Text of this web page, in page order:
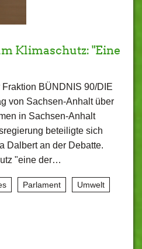
Klimaschutz: "Eine
Fraktion BÜNDNIS 90/DIE
von Sachsen-Anhalt über
in Sachsen-Anhalt
beteiligte sich
Dalbert an der Debatte.
"eine der…
Parlament Umwelt